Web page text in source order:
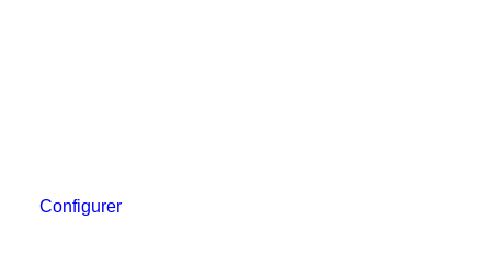
Configurer